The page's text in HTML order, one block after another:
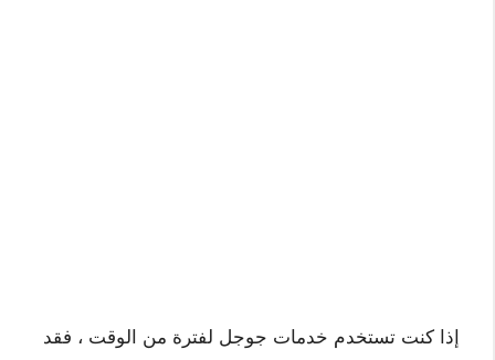
إذا كنت تستخدم خدمات جوجل لفترة من الوقت ، فقد